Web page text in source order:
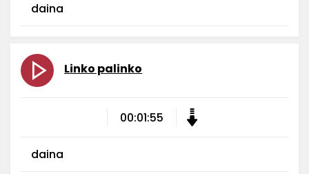
daina
Linko palinko
00:01:55
daina